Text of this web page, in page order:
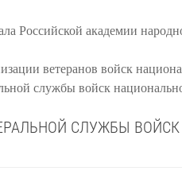
академии
ветеранов войск
службы войск
СЛУЖБЫ